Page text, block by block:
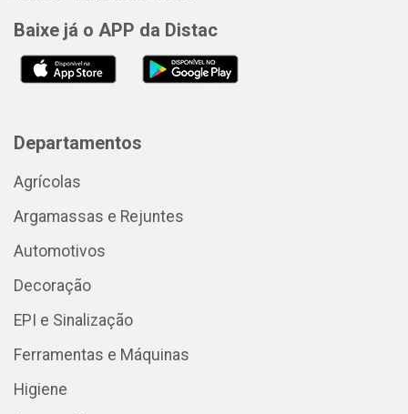
Baixe já o APP da Distac
Departamentos
Agrícolas
Argamassas e Rejuntes
Automotivos
Decoração
EPI e Sinalização
Ferramentas e Máquinas
Higiene